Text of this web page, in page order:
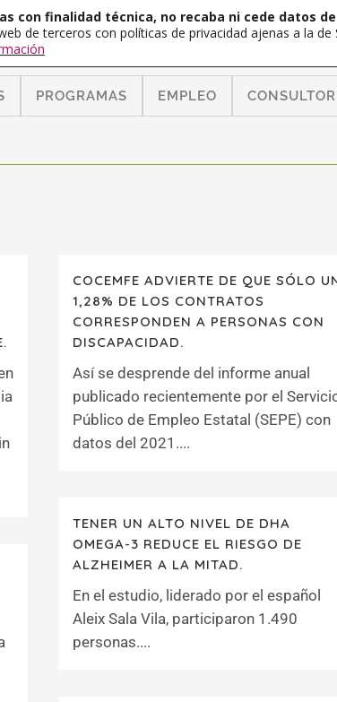
PROGRAMAS EMPLEO
COCEMFE ADVIERTE DE QUE SÓLO
1,28% DE LOS CONTRATOS
CORRESPONDEN A PERSONAS CON
DISCAPACIDAD.
Así se desprende del informe anual
publicado recientemente por el
Público de Empleo Estatal (SEPE) con
datos del 2021....
TENER UN ALTO NIVEL DE DHA
OMEGA-3 REDUCE EL RIESGO DE
ALZHEIMER A LA MITAD.
En el estudio, liderado por el español
Aleix Sala Vila, participaron 1.490
personas....
con finalidad técnica, no recaba ni cede datos
de terceros con políticas de privacidad ajenas a la